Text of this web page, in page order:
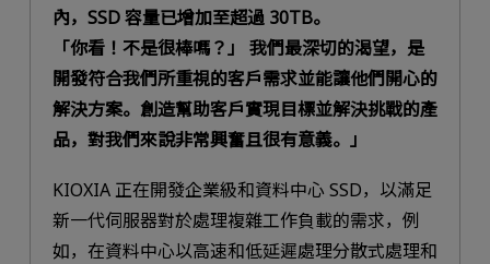
內，SSD 容量已增加至超過 30TB。
「你看！不是很棒嗎？」 我們最深切的渴望，是
開發符合我們所重視的客戶需求並能讓他們開心的
解決方案。創造幫助客戶實現目標並解決挑戰的產
品，對我們來說非常興奮且很有意義。」
KIOXIA 正在開發企業級和資料中心 SSD，以滿足
新一代伺服器對於處理複雜工作負載的需求，例
如，在資料中心以高速和低延遲處理分散式處理和